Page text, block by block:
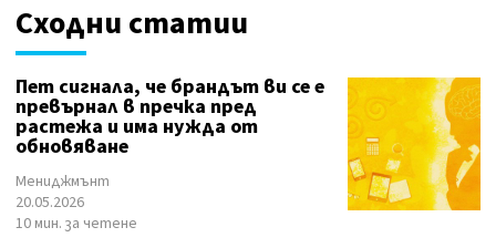
Сходни статии
Пет сигнала, че брандът ви се е
превърнал в пречка пред
растежа и има нужда от
обновяване
Мениджмънт
20.05.2026
10 мин. за четене